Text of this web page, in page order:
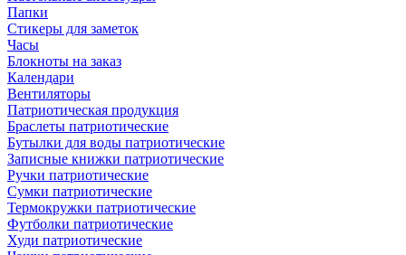
Папки
Стикеры для заметок
Часы
Блокноты на заказ
Календари
Вентиляторы
Патриотическая продукция
Браслеты патриотические
Бутылки для воды патриотические
Записные книжки патриотические
Ручки патриотические
Сумки патриотические
Термокружки патриотические
Футболки патриотические
Худи патриотические